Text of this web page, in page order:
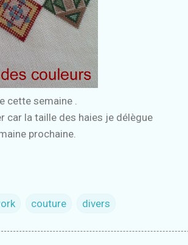
cette semaine .
car la taille des haies je délègue
prochaine.
couture divers